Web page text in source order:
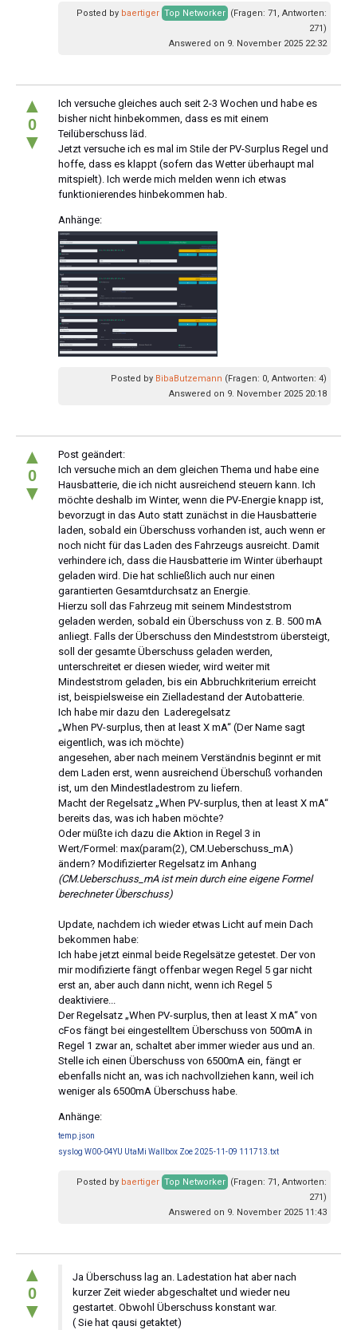
Posted by baertiger Top Networker (Fragen: 71, Antworten:
271)
Answered on 9. November 2025 22:32
▲
0
▼
Ich versuche gleiches auch seit 2-3 Wochen und habe es
bisher nicht hinbekommen, dass es mit einem
Teilüberschuss läd.
Jetzt versuche ich es mal im Stile der PV-Surplus Regel und
hoffe, dass es klappt (sofern das Wetter überhaupt mal
mitspielt). Ich werde mich melden wenn ich etwas
funktionierendes hinbekommen hab.
Anhänge:
Posted by BibaButzemann (Fragen: 0, Antworten: 4)
Answered on 9. November 2025 20:18
▲
0
▼
Post geändert:
Ich versuche mich an dem gleichen Thema und habe eine
Hausbatterie, die ich nicht ausreichend steuern kann. Ich
möchte deshalb im Winter, wenn die PV-Energie knapp ist,
bevorzugt in das Auto statt zunächst in die Hausbatterie
laden, sobald ein Überschuss vorhanden ist, auch wenn er
noch nicht für das Laden des Fahrzeugs ausreicht. Damit
verhindere ich, dass die Hausbatterie im Winter überhaupt
geladen wird. Die hat schließlich auch nur einen
garantierten Gesamtdurchsatz an Energie.
Hierzu soll das Fahrzeug mit seinem Mindeststrom
geladen werden, sobald ein Überschuss von z. B. 500 mA
anliegt. Falls der Überschuss den Mindeststrom übersteigt,
soll der gesamte Überschuss geladen werden,
unterschreitet er diesen wieder, wird weiter mit
Mindeststrom geladen, bis ein Abbruchkriterium erreicht
ist, beispielsweise ein Zielladestand der Autobatterie.
Ich habe mir dazu den Laderegelsatz
„When PV-surplus, then at least X mA“ (Der Name sagt
eigentlich, was ich möchte)
angesehen, aber nach meinem Verständnis beginnt er mit
dem Laden erst, wenn ausreichend Überschuß vorhanden
ist, um den Mindestladestrom zu liefern.
Macht der Regelsatz „When PV-surplus, then at least X mA“
bereits das, was ich haben möchte?
Oder müßte ich dazu die Aktion in Regel 3 in
Wert/Formel: max(param(2), CM.Ueberschuss_mA)
ändern? Modifizierter Regelsatz im Anhang
(CM.Ueberschuss_mA ist mein durch eine eigene Formel
berechneter Überschuss)
Update, nachdem ich wieder etwas Licht auf mein Dach
bekommen habe:
Ich habe jetzt einmal beide Regelsätze getestet. Der von
mir modifizierte fängt offenbar wegen Regel 5 gar nicht
erst an, aber auch dann nicht, wenn ich Regel 5
deaktiviere...
Der Regelsatz „When PV-surplus, then at least X mA“ von
cFos fängt bei eingestelltem Überschuss von 500mA in
Regel 1 zwar an, schaltet aber immer wieder aus und an.
Stelle ich einen Überschuss von 6500mA ein, fängt er
ebenfalls nicht an, was ich nachvollziehen kann, weil ich
weniger als 6500mA Überschuss habe.
Anhänge:
temp.json
syslog W00-04YU UtaMi Wallbox Zoe 2025-11-09 111713.txt
Posted by baertiger Top Networker (Fragen: 71, Antworten:
271)
Answered on 9. November 2025 11:43
▲
0
▼
Ja Überschuss lag an. Ladestation hat aber nach
kurzer Zeit wieder abgeschaltet und wieder neu
gestartet. Obwohl Überschuss konstant war.
( Sie hat qausi getaktet)